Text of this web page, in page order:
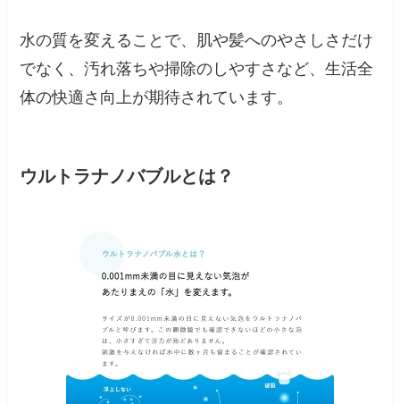
水の質を変えることで、肌や髪へのやさしさだけ
でなく、汚れ落ちや掃除のしやすさなど、生活全
体の快適さ向上が期待されています。
ウルトラナノバブルとは？